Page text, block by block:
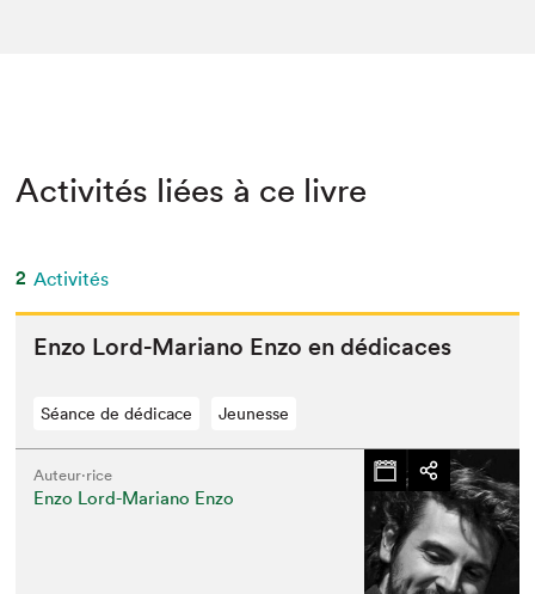
Activités liées à ce livre
2 Activités
Enzo Lord-Mar­i­ano Enzo en dédicaces
Séance de dédicace Jeunesse
Auteur·rice
Enzo Lord-Mariano Enzo